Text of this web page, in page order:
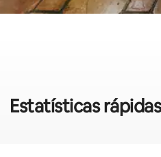
Estatísticas